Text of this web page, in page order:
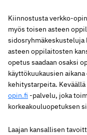
Kiinnostusta verkko-
myös toisen asteen
sidosryhmäkeskusteluja
asteen oppilaitosten
opetus saadaan osaksi
käyttökuukausien
kehitystarpeita.
opin.fi -palvelu, joka
korkeakouluopetuksen
Laajan kansallisen